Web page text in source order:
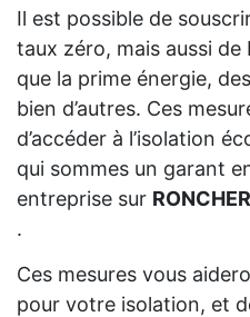
Il est possible de
taux zéro, mais aussi de
que la prime énergie,
bien d’autres. Ces
d’accéder à l’isolation
qui sommes un garant
entreprise sur
.
Ces mesures vous
pour votre isolation, et